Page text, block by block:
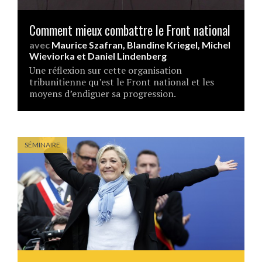
Comment mieux combattre le Front national
avec Maurice Szafran, Blandine Kriegel, Michel
Wieviorka et Daniel Lindenberg
Une réflexion sur cette organisation
tribunitienne qu’est le Front national et les
moyens d’endiguer sa progression.
SÉMINAIRE